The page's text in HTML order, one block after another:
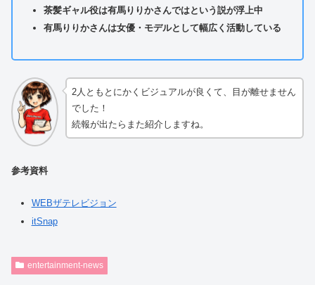
茶髪ギャル役は有馬りりかさんではという説が浮上中
有馬りりかさんは女優・モデルとして幅広く活動している
2人ともとにかくビジュアルが良くて、目が離せません
でした！
続報が出たらまた紹介しますね。
参考資料
WEBザテレビジョン
itSnap
entertainment-news